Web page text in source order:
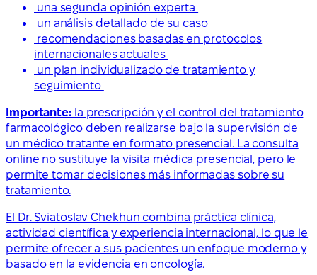
una segunda opinión experta
un análisis detallado de su caso
recomendaciones basadas en protocolos
internacionales actuales
un plan individualizado de tratamiento y
seguimiento
Importante:la prescripción y el control del tratamiento
farmacológico deben realizarse bajo la supervisión de
un médico tratante en formato presencial. La consulta
online no sustituye la visita médica presencial, pero le
permite tomar decisiones más informadas sobre su
tratamiento.
El Dr. Sviatoslav Chekhun combina práctica clínica,
actividad científica y experiencia internacional, lo que le
permite ofrecer a sus pacientes un enfoque moderno y
basado en la evidencia en oncología.